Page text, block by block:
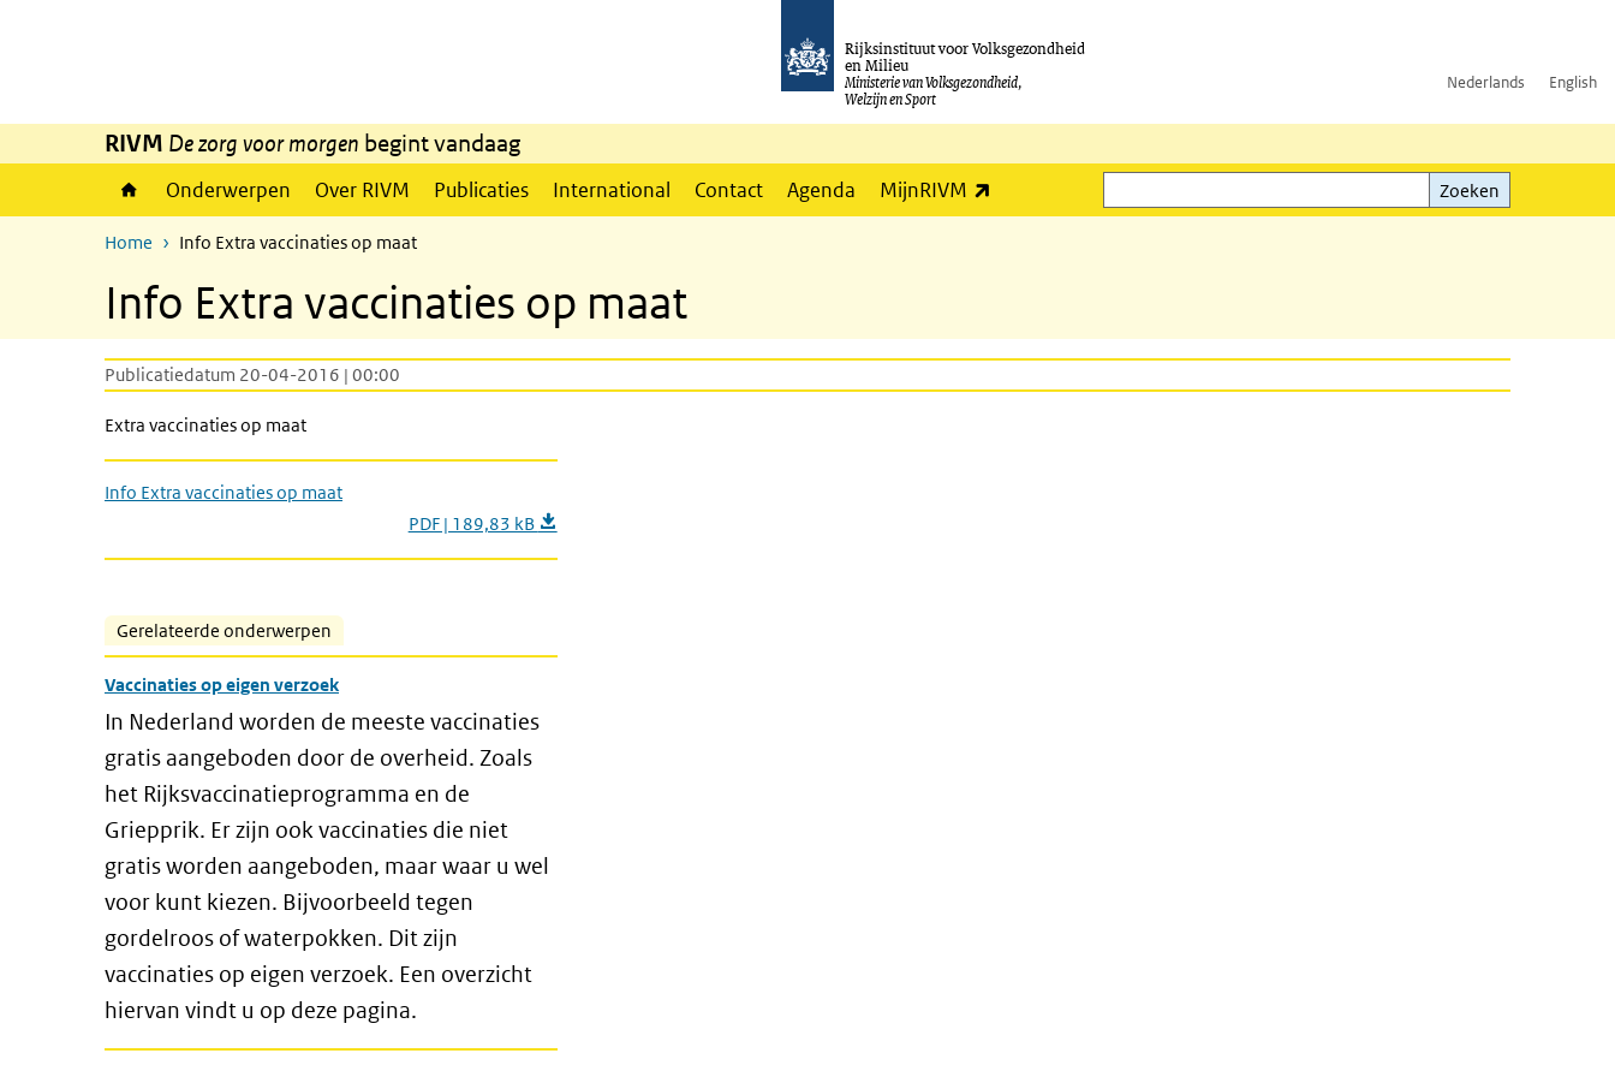
Rijksinstituut voor Volksgezondheid
en Milieu
Ministerie van Volksgezondheid,
Welzijn en Sport
Nederlands English
RIVM De zorg voor morgen begint vandaag
Onderwerpen Over RIVM Publicaties International Contact Agenda MijnRIVM
Zoeken
Zoeken
Home Info Extra vaccinaties op maat
Info Extra vaccinaties op maat
Publicatiedatum 20-04-2016 | 00:00
Extra vaccinaties op maat
Info Extra vaccinaties op maat
PDF | 189,83 kB
Gerelateerde onderwerpen
Vaccinaties op eigen verzoek
In Nederland worden de meeste vaccinaties
gratis aangeboden door de overheid. Zoals
het Rijksvaccinatieprogramma en de
Griepprik. Er zijn ook vaccinaties die niet
gratis worden aangeboden, maar waar u wel
voor kunt kiezen. Bijvoorbeeld tegen
gordelroos of waterpokken. Dit zijn
vaccinaties op eigen verzoek. Een overzicht
hiervan vindt u op deze pagina.